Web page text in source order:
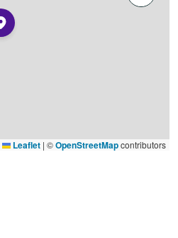
Leaflet | ©OpenStreetMapcontributors